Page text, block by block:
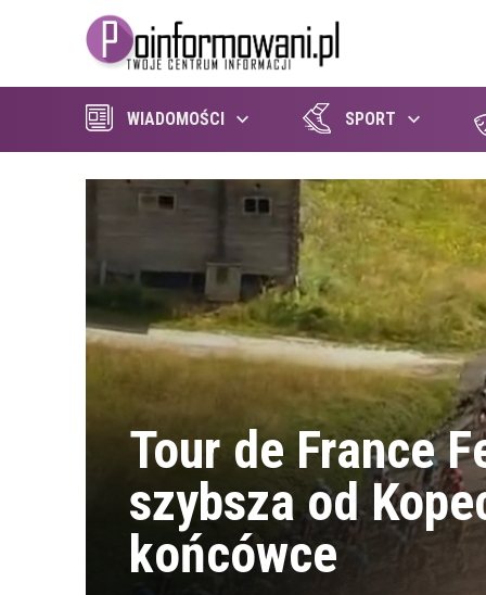
WIADOMOŚCI SPORT
Tour de France
szybsza od
końcówce